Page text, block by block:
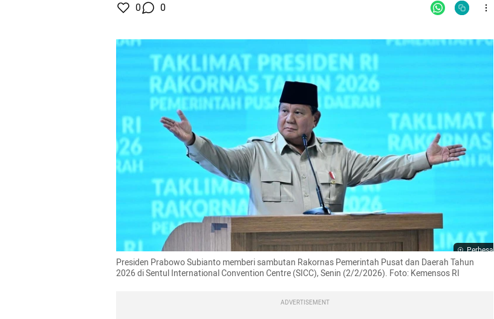
0 0
Perbesar
Presiden Prabowo Subianto memberi sambutan Rakornas Pemerintah Pusat dan Daerah Tahun
2026 di Sentul International Convention Centre (SICC), Senin (2/2/2026). Foto: Kemensos RI
ADVERTISEMENT